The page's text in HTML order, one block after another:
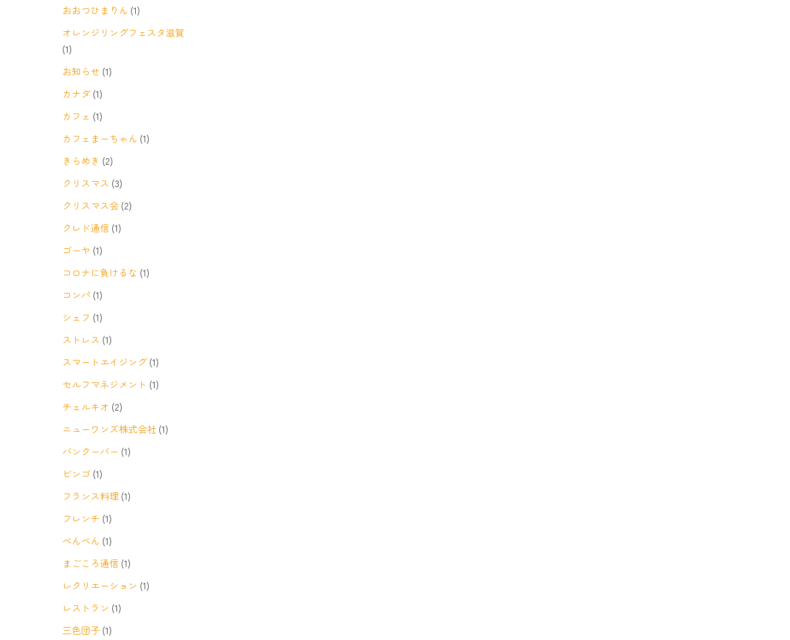
おおつひまりん (1)
オレンジリングフェスタ滋賀
(1)
お知らせ (1)
カナダ(1)
カフェ (1)
カフェまーちゃん (1)
きらめき (2)
クリスマス (3)
クリスマス会(2)
クレド通信 (1)
ゴーヤ (1)
コロナに負けるな (1)
コンパ (1)
シェフ (1)
ストレス (1)
スマートエイジング(1)
セルフマネジメント (1)
チェルキオ (2)
ニューワンズ株式会社 (1)
バンクーバー (1)
ビンゴ(1)
フランス料理(1)
フレンチ (1)
べんべん (1)
まごころ通信 (1)
レクリエーション (1)
レストラン (1)
三色団子(1)